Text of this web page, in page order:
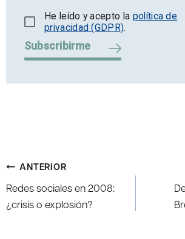
He leído y acepto la política de
privacidad (GDPR).
Subscribirme
Navegación
de
entradas
ANTERIOR
Redes sociales en 2008:
¿crisis o explosión?